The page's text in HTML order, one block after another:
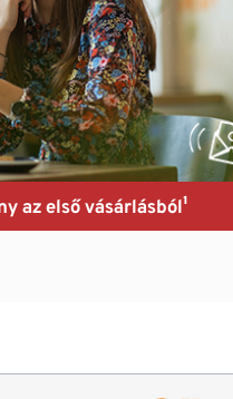
az első vásárlásból¹